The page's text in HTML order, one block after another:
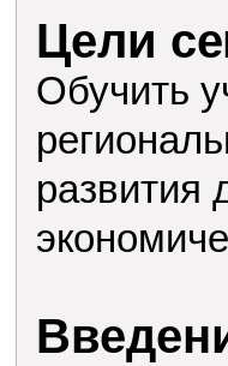
Цели
Обучить
развития